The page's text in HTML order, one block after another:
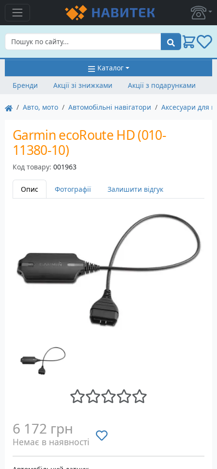
Пошук
Каталог
Бренди
Акції зі знижками Акції з подарунками
Авто, мото Автомобільні навігатори Аксесуари для
Garmin ecoRoute HD (010-
11380-10)
Код товару: 001963
Опис Фотографії Залишити відгук
6 172 грн
Немає в наявності